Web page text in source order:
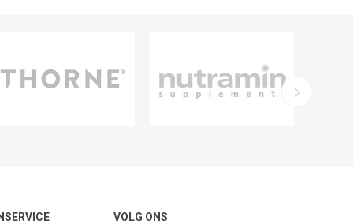
VOLG ONS